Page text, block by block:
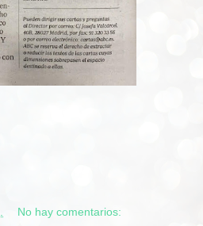
No hay comentarios: